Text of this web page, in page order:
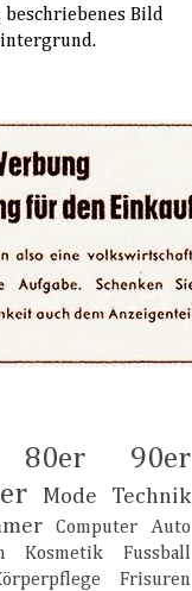
beschriebenes Bild
80er
90er
Mode
Technik
Computer
Auto
Kosmetik
Fussball
Frisuren